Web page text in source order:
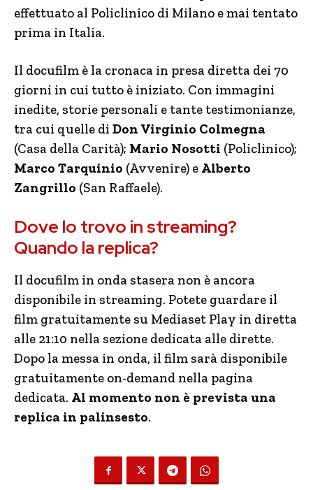
effettuato al Policlinico di Milano e mai tentato
prima in Italia.
Il docufilm è la cronaca in presa diretta dei 70
giorni in cui tutto è iniziato. Con immagini
inedite, storie personali e tante testimonianze,
tra cui quelle di Don Virginio Colmegna
(Casa della Carità); Mario Nosotti (Policlinico);
Marco Tarquinio (Avvenire) e Alberto
Zangrillo (San Raffaele).
Dove lo trovo in streaming?
Quando la replica?
Il docufilm in onda stasera non è ancora
disponibile in streaming. Potete guardare il
film gratuitamente su Mediaset Play in diretta
alle 21:10 nella sezione dedicata alle dirette.
Dopo la messa in onda, il film sarà disponibile
gratuitamente on-demand nella pagina
dedicata. Al momento non è prevista una
replica in palinsesto.